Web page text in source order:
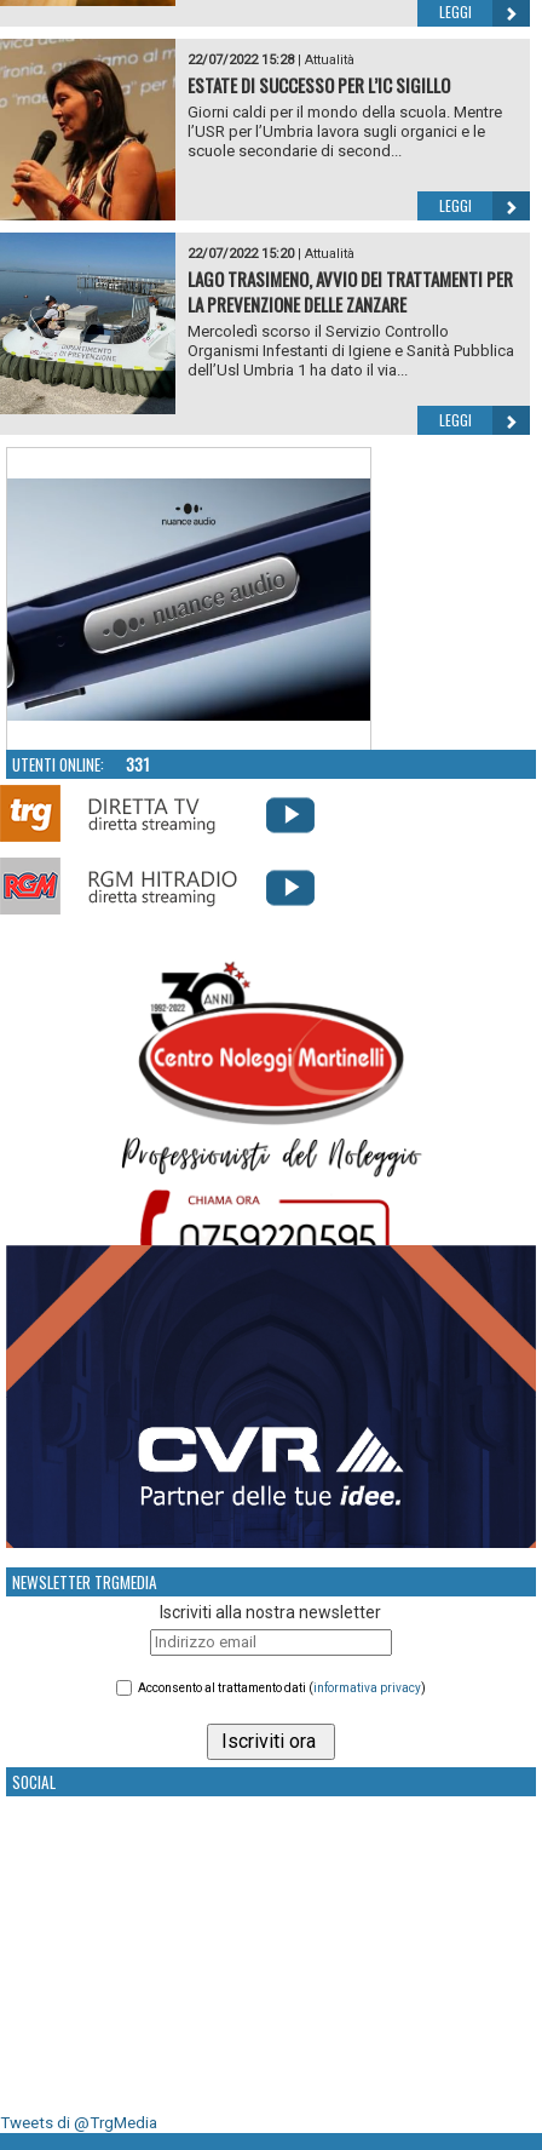
LEGGI
22/07/2022 15:28| Attualità
ESTATE DI SUCCESSO PER L’IC SIGILLO
Giorni caldi per il mondo della scuola. Mentre
l’USR per l’Umbria lavora sugli organici e le
scuole secondarie di second...
LEGGI
22/07/2022 15:20| Attualità
LAGO TRASIMENO, AVVIO DEI TRATTAMENTI PER
LA PREVENZIONE DELLE ZANZARE
Mercoledì scorso il Servizio Controllo
Organismi Infestanti di Igiene e Sanità Pubblica
dell’Usl Umbria 1 ha dato il via...
LEGGI
UTENTI ONLINE: 331
NEWSLETTER TRGMEDIA
Iscriviti alla nostra newsletter
Acconsento al trattamento dati (informativa privacy)
SOCIAL
Tweets di @TrgMedia